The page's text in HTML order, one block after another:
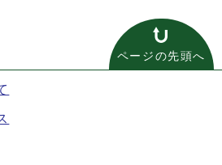
ページの先頭へ